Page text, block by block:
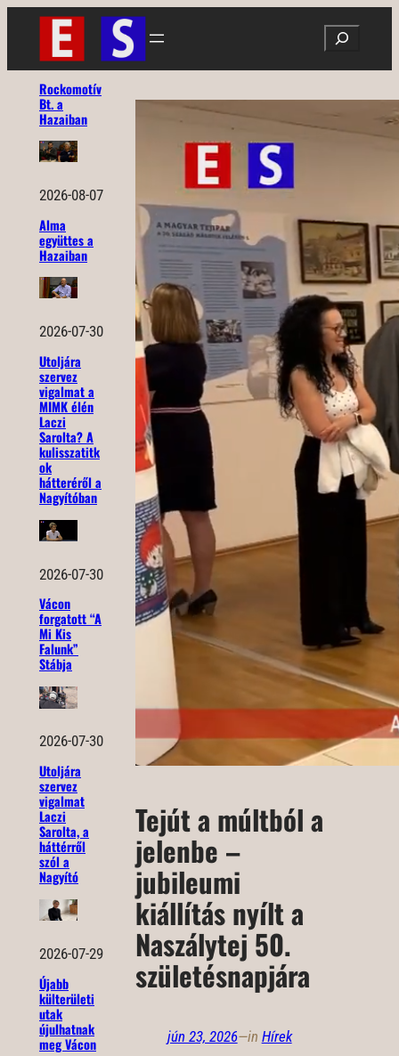
Ugrás
tartalomhoz
Search
Rockomotív
Bt. a
Hazaiban
2026-08-07
Alma
együttes a
Hazaiban
2026-07-30
Utoljára
szervez
vigalmat a
MIMK élén
Laczi
Sarolta? A
kulisszatitk
ok
hátteréről a
Nagyítóban
2026-07-30
Vácon
forgatott “A
Mi Kis
Falunk”
Stábja
2026-07-30
Utoljára
szervez
vigalmat
Laczi
Sarolta, a
háttérről
szól a
Nagyító
2026-07-29
Újabb
külterületi
utak
újulhatnak
meg Vácon
Tejút a múltból a
jelenbe –
jubileumi
kiállítás nyílt a
Naszálytej 50.
születésnapjára
jún 23, 2026—in Hírek